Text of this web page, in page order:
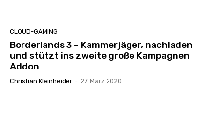
CLOUD-GAMING
Borderlands 3 – Kammerjäger, nachladen
und stützt ins zweite große Kampagnen
Addon
Christian Kleinheider - 27. März 2020